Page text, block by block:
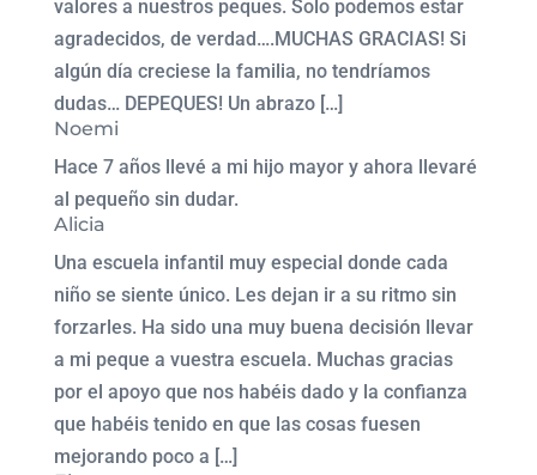
valores a nuestros peques. Solo podemos estar
agradecidos, de verdad….MUCHAS GRACIAS! Si
algún día creciese la familia, no tendríamos
dudas… DEPEQUES! Un abrazo […]
Noemi
Hace 7 años llevé a mi hijo mayor y ahora llevaré
al pequeño sin dudar.
Alicia
Una escuela infantil muy especial donde cada
niño se siente único. Les dejan ir a su ritmo sin
forzarles. Ha sido una muy buena decisión llevar
a mi peque a vuestra escuela. Muchas gracias
por el apoyo que nos habéis dado y la confianza
que habéis tenido en que las cosas fuesen
mejorando poco a […]